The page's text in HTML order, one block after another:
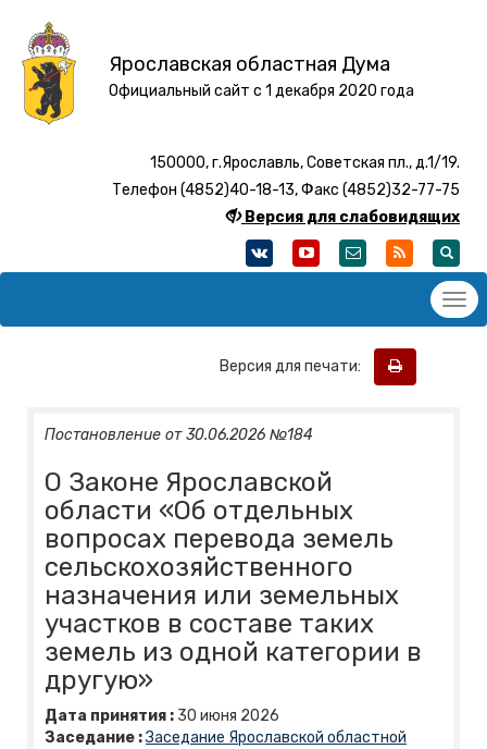
Ярославская областная Дума
Официальный сайт с 1 декабря 2020 года
150000, г.Ярославль, Советская пл., д.1/19.
Телефон (4852)40-18-13, Факс (4852)32-77-75
Версия для слабовидящих
Версия для печати:
Постановление от 30.06.2026 №184
О Законе Ярославской
области «Об отдельных
вопросах перевода земель
сельскохозяйственного
назначения или земельных
участков в составе таких
земель из одной категории в
другую»
Дата принятия : 30 июня 2026
Заседание :Заседание Ярославской областной